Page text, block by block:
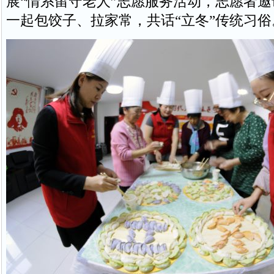
一起包饺子、拉家常，共话“立冬”传统习